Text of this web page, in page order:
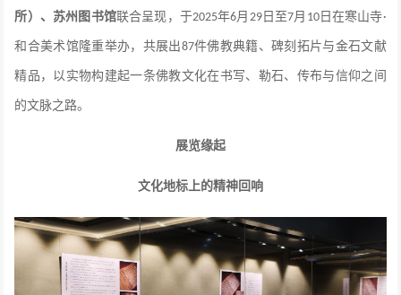
所）、苏州图书馆联合呈现，于2025年6月 29日至7月 10日 在寒山寺·
和合美术馆隆重举办， 共展出87件佛教典籍、碑刻拓片与金石文献
精品， 以实物构建起一条佛教文化在书写、勒石、传布与信仰之间
的文脉之路。
展览缘起
文化地标上的精神回响